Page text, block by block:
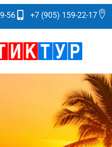
56 +7 (905) 159-22-17